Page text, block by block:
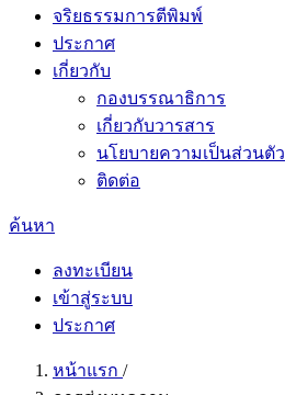
จริยธรรมการตีพิมพ์
ประกาศ
เกี่ยวกับ
กองบรรณาธิการ
เกี่ยวกับวารสาร
นโยบายความเป็นส่วนตัว
ติดต่อ
ค้นหา
ลงทะเบียน
เข้าสู่ระบบ
ประกาศ
หน้าแรก /